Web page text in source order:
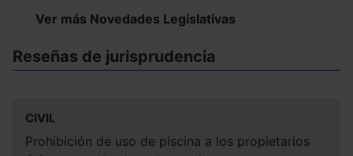
Ver más Novedades Legislativas
Reseñas de jurisprudencia
CIVIL
Prohibición de uso de piscina a los propietarios